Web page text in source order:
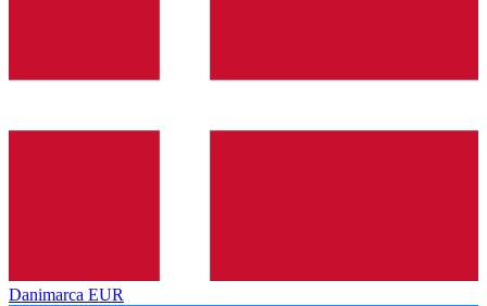
Danimarca EUR